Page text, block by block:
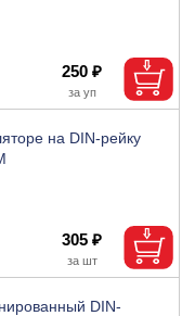
250 ₽
на DIN-рейку
305 ₽
DIN-